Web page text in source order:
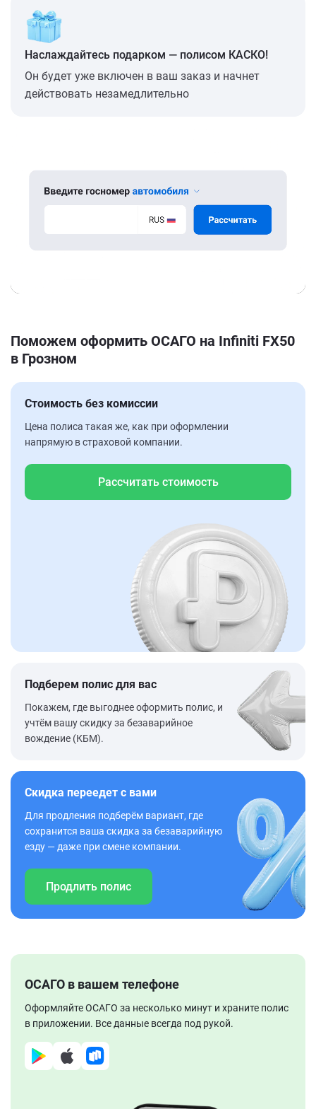
Наслаждайтесь подарком — полисом КАСКО!
Он будет уже включен в ваш заказ и начнет
действовать незамедлительно
Поможем оформить ОСАГО на Infiniti FX50
в Грозном
Стоимость без комиссии
Цена полиса такая же, как при оформлении
напрямую в страховой компании.
Рассчитать стоимость
Подберем полис для вас
Покажем, где выгоднее оформить полис, и
учтём вашу скидку за безаварийное
вождение (КБМ).
Скидка переедет с вами
Для продления подберём вариант, где
сохранится ваша скидка за безаварийную
езду — даже при смене компании.
Продлить полис
ОСАГО в вашем телефоне
Оформляйте ОСАГО за несколько минут и храните полис
в приложении. Все данные всегда под рукой.